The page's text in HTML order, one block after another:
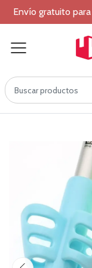
Envío gratuito